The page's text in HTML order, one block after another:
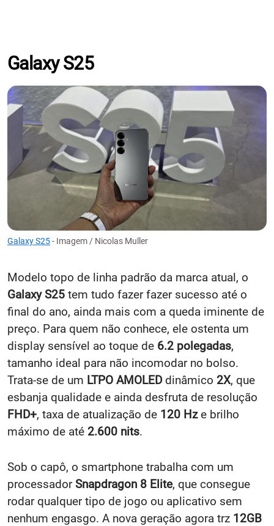
Galaxy S25
Galaxy S25- Imagem / Nicolas Muller
Modelo topo de linha padrão da marca atual, o
Galaxy S25 tem tudo fazer fazer sucesso até o
final do ano, ainda mais com a queda iminente de
preço. Para quem não conhece, ele ostenta um
display sensível ao toque de 6.2 polegadas,
tamanho ideal para não incomodar no bolso.
Trata-se de um LTPO AMOLEDdinâmico 2X, que
esbanja qualidade e ainda desfruta de resolução
FHD+, taxa de atualização de 120 Hze brilho
máximo de até 2.600 nits.
Sob o capô, o smartphone trabalha com um
processadorSnapdragon 8 Elite, que consegue
rodar qualquer tipo de jogo ou aplicativo sem
nenhum engasgo. A nova geração agora trz 12GB